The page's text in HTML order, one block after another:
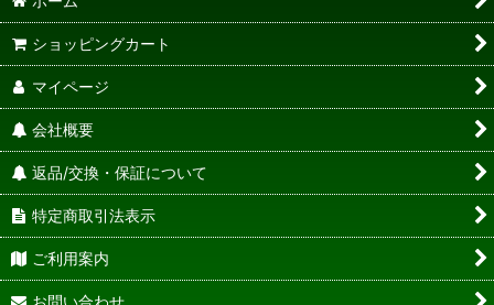
ショッピングカート
マイページ
会社概要
返品/交換・保証について
特定商取引法表示
ご利用案内